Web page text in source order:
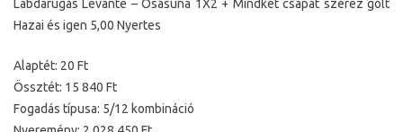
Labdarúgás Levante – Osasuna 1X2 + Mindkét csapat szerez gólt
Hazai és igen 5,00 Nyertes
Alaptét: 20 Ft
Össztét: 15 840 Ft
Fogadás típusa: 5/12 kombináció